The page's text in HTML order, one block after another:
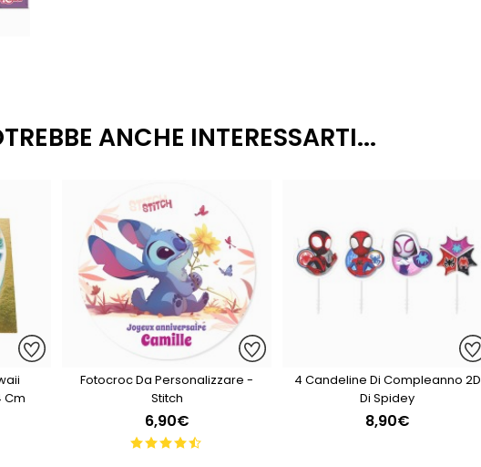
ANCHE INTERESSARTI...
Cm
Fotocroc Da Personalizzare -
Stitch
6,90€
4 Candeline Di Compleanno 2D
Di Spidey
8,90€